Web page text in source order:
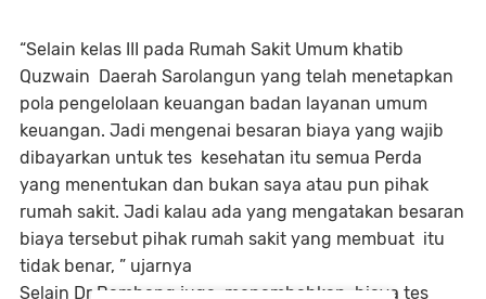
“Selain kelas III pada Rumah Sakit Umum khatib
Quzwain Daerah Sarolangun yang telah menetapkan
pola pengelolaan keuangan badan layanan umum
keuangan. Jadi mengenai besaran biaya yang wajib
dibayarkan untuk tes kesehatan itu semua Perda
yang menentukan dan bukan saya atau pun pihak
rumah sakit. Jadi kalau ada yang mengatakan besaran
biaya tersebut pihak rumah sakit yang membuat itu
tidak benar, ” ujarnya
Selain Dr Bambang juga menambahkan, biaya tes